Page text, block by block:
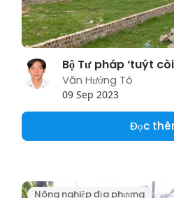
Văn Hưởng Tô
09 Sep 2023
Đọc
Nông nghiệp địa phương